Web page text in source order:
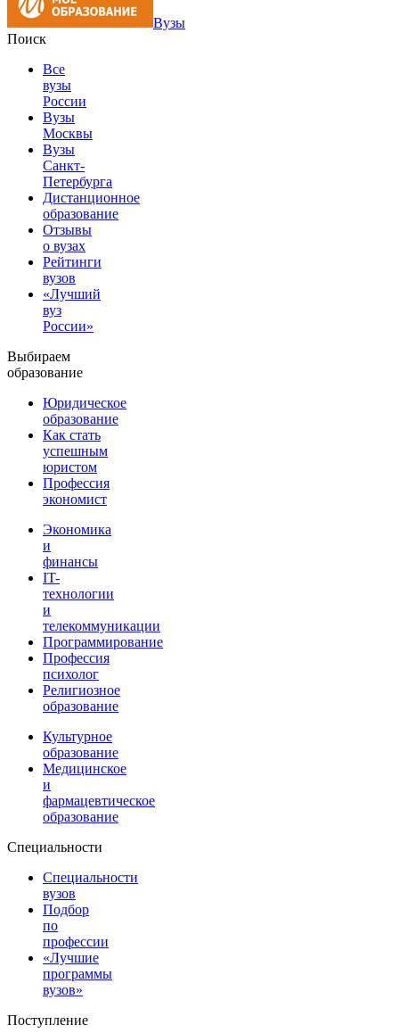
Вузы
Поиск
Все
вузы
России
Вузы
Москвы
Вузы
Санкт-
Петербурга
Дистанционное
образование
Отзывы
о вузах
Рейтинги
вузов
«Лучший
вуз
России»
Выбираем
образование
Юридическое
образование
Как стать
успешным
юристом
Профессия
экономист
Экономика
и
финансы
IT-
технологии
и
телекоммуникации
Программирование
Профессия
психолог
Религиозное
образование
Культурное
образование
Медицинское
и
фармацевтическое
образование
Специальности
Специальности
вузов
Подбор
по
профессии
«Лучшие
программы
вузов»
Поступление